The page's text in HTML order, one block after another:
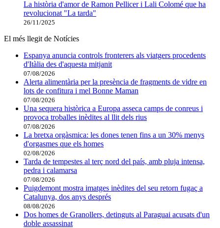
La història d'amor de Ramon Pellicer i Lali Colomé que ha
revolucionat "La tarda"
26/11/2025
El més llegit de Notícies
Espanya anuncia controls fronterers als viatgers procedents
d'Itàlia des d'aquesta mitjanit
07/08/2026
Alerta alimentària per la presència de fragments de vidre en
lots de confitura i mel Bonne Maman
07/08/2026
Una sequera històrica a Europa asseca camps de conreus i
provoca troballes inèdites al llit dels rius
07/08/2026
La bretxa orgàsmica: les dones tenen fins a un 30% menys
d'orgasmes que els homes
02/08/2026
Tarda de tempestes al terç nord del país, amb pluja intensa,
pedra i calamarsa
07/08/2026
Puigdemont mostra imatges inèdites del seu retorn fugaç a
Catalunya, dos anys després
08/08/2026
Dos homes de Granollers, detinguts al Paraguai acusats d'un
doble assassinat